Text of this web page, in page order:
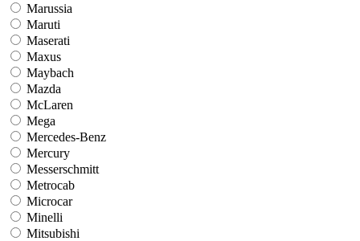
Marussia
Maruti
Maserati
Maxus
Maybach
Mazda
McLaren
Mega
Mercedes-Benz
Mercury
Messerschmitt
Metrocab
Microcar
Minelli
Mitsubishi